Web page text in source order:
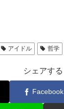
アイドル 哲学
シェアする
Facebook